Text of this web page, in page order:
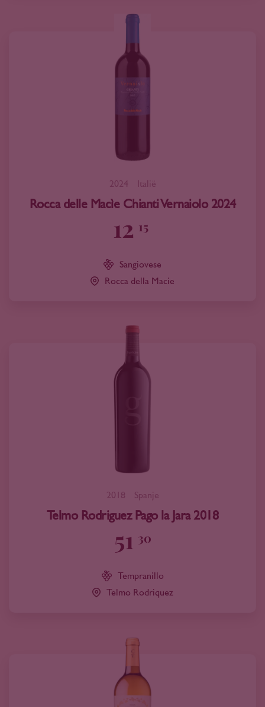
2024 Italië
Rocca delle Macìe Chianti Vernaiolo 2024
12 15
Sangiovese
Rocca della Macie
2018 Spanje
Telmo Rodriguez Pago la Jara 2018
51 30
Tempranillo
Telmo Rodriquez